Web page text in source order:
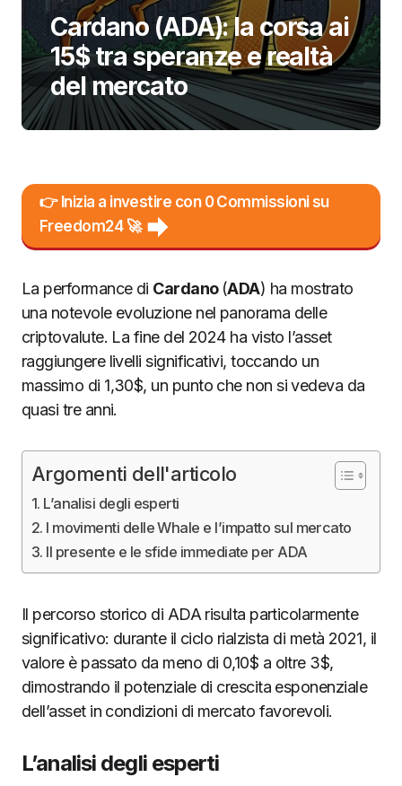
Cardano (ADA): la corsa ai
15$ tra speranze e realtà
del mercato
👉 Inizia a investire con 0 Commissioni su
Freedom24 🚀
La performance di Cardano (ADA) ha mostrato
una notevole evoluzione nel panorama delle
criptovalute. La fine del 2024 ha visto l’asset
raggiungere livelli significativi, toccando un
massimo di 1,30$, un punto che non si vedeva da
quasi tre anni.
Argomenti dell'articolo
L’analisi degli esperti
I movimenti delle Whale e l’impatto sul mercato
Il presente e le sfide immediate per ADA
Il percorso storico di ADA risulta particolarmente
significativo: durante il ciclo rialzista di metà 2021, il
valore è passato da meno di 0,10$ a oltre 3$,
dimostrando il potenziale di crescita esponenziale
dell’asset in condizioni di mercato favorevoli.
L’analisi degli esperti